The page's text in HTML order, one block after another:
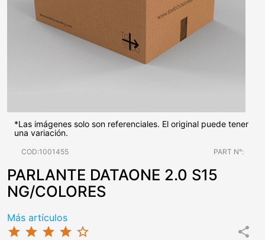
*Las imágenes solo son referenciales. El original puede tener
una variación.
COD:1001455 PART N°:
PARLANTE DATAONE 2.0 S15
NG/COLORES
Más artículos
star star star star star_border share